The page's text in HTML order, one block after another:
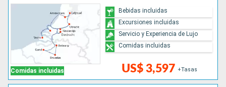
Comidas incluidas US$ 3,597 +Tasas
Bebidas incluidas
Excursiones incluidas
Servicio y Experiencia de Lujo
Comidas incluidas